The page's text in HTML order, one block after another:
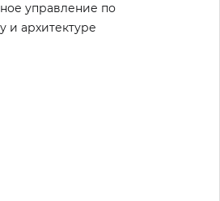
управление по
и архитектуре